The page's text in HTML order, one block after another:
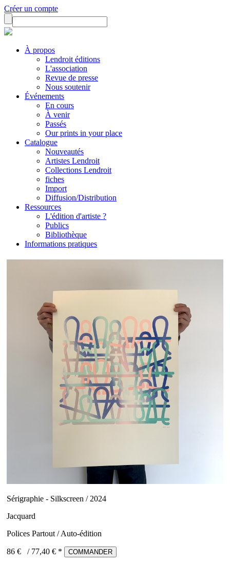
Créer un compte
À propos
Lendroit éditions
L'association
Revue de presse
Nous soutenir
Événements
En cours
À venir
Passés
Our prints in your place
Catalogue
Nouveautés
Artistes Lendroit
Collections Lendroit
fiches
Import
Diffusion/Distribution
Ressources
L'édition d'artiste ?
Publics
Bibliothèque
Informations pratiques
Sérigraphie - Silkscreen / 2024
Jacquard
Polices Partout / Auto-édition
86 € / 77,40 € * COMMANDER